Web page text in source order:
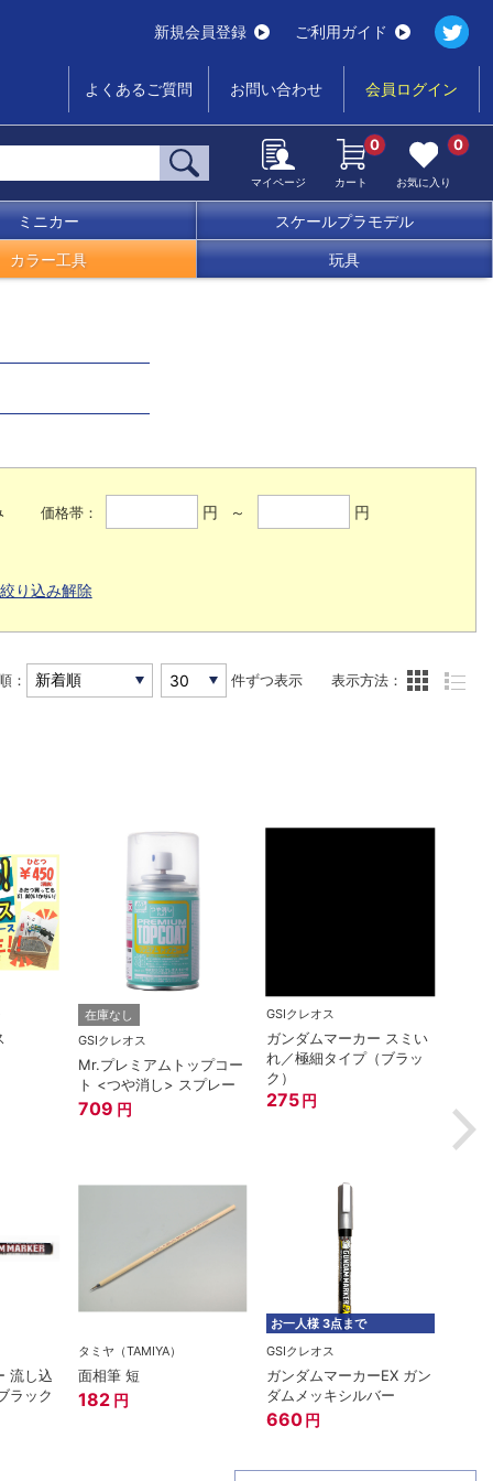
新規会員登録 ご利用ガイド
よくあるご質問 お問い合わせ 会員ログイン
マイページ カート
0
お気に入り
0
ミニカー スケールプラモデル
カラー工具 玩具
価格帯： 円 ～ 円
絞り込み解除
： 件ずつ表示 表示方法：
在庫なし
GSIクレオス
Mr.プレミアムトップコー
ト <つや消し> スプレー
709 円
GSIクレオス
ガンダムマーカー スミい
れ／極細タイプ（ブラッ
ク）
275 円
流し込
ラック
タミヤ（TAMIYA）
面相筆 短
182 円
お一人様 3点まで
GSIクレオス
ガンダムマーカーEX ガン
ダムメッキシルバー
660 円